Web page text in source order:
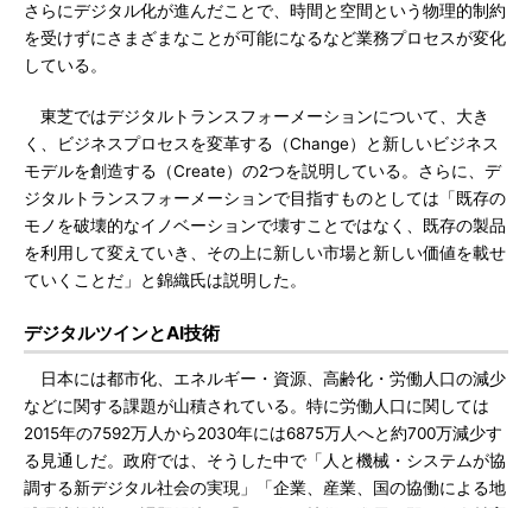
さらにデジタル化が進んだことで、時間と空間という物理的制約
を受けずにさまざまなことが可能になるなど業務プロセスが変化
している。
東芝ではデジタルトランスフォーメーションについて、大き
く、ビジネスプロセスを変革する（Change）と新しいビジネス
モデルを創造する（Create）の2つを説明している。さらに、デ
ジタルトランスフォーメーションで目指すものとしては「既存の
モノを破壊的なイノベーションで壊すことではなく、既存の製品
を利用して変えていき、その上に新しい市場と新しい価値を載せ
ていくことだ」と錦織氏は説明した。
デジタルツインとAI技術
日本には都市化、エネルギー・資源、高齢化・労働人口の減少
などに関する課題が山積されている。特に労働人口に関しては
2015年の7592万人から2030年には6875万人へと約700万減少す
る見通しだ。政府では、そうした中で「人と機械・システムが協
調する新デジタル社会の実現」「企業、産業、国の協働による地